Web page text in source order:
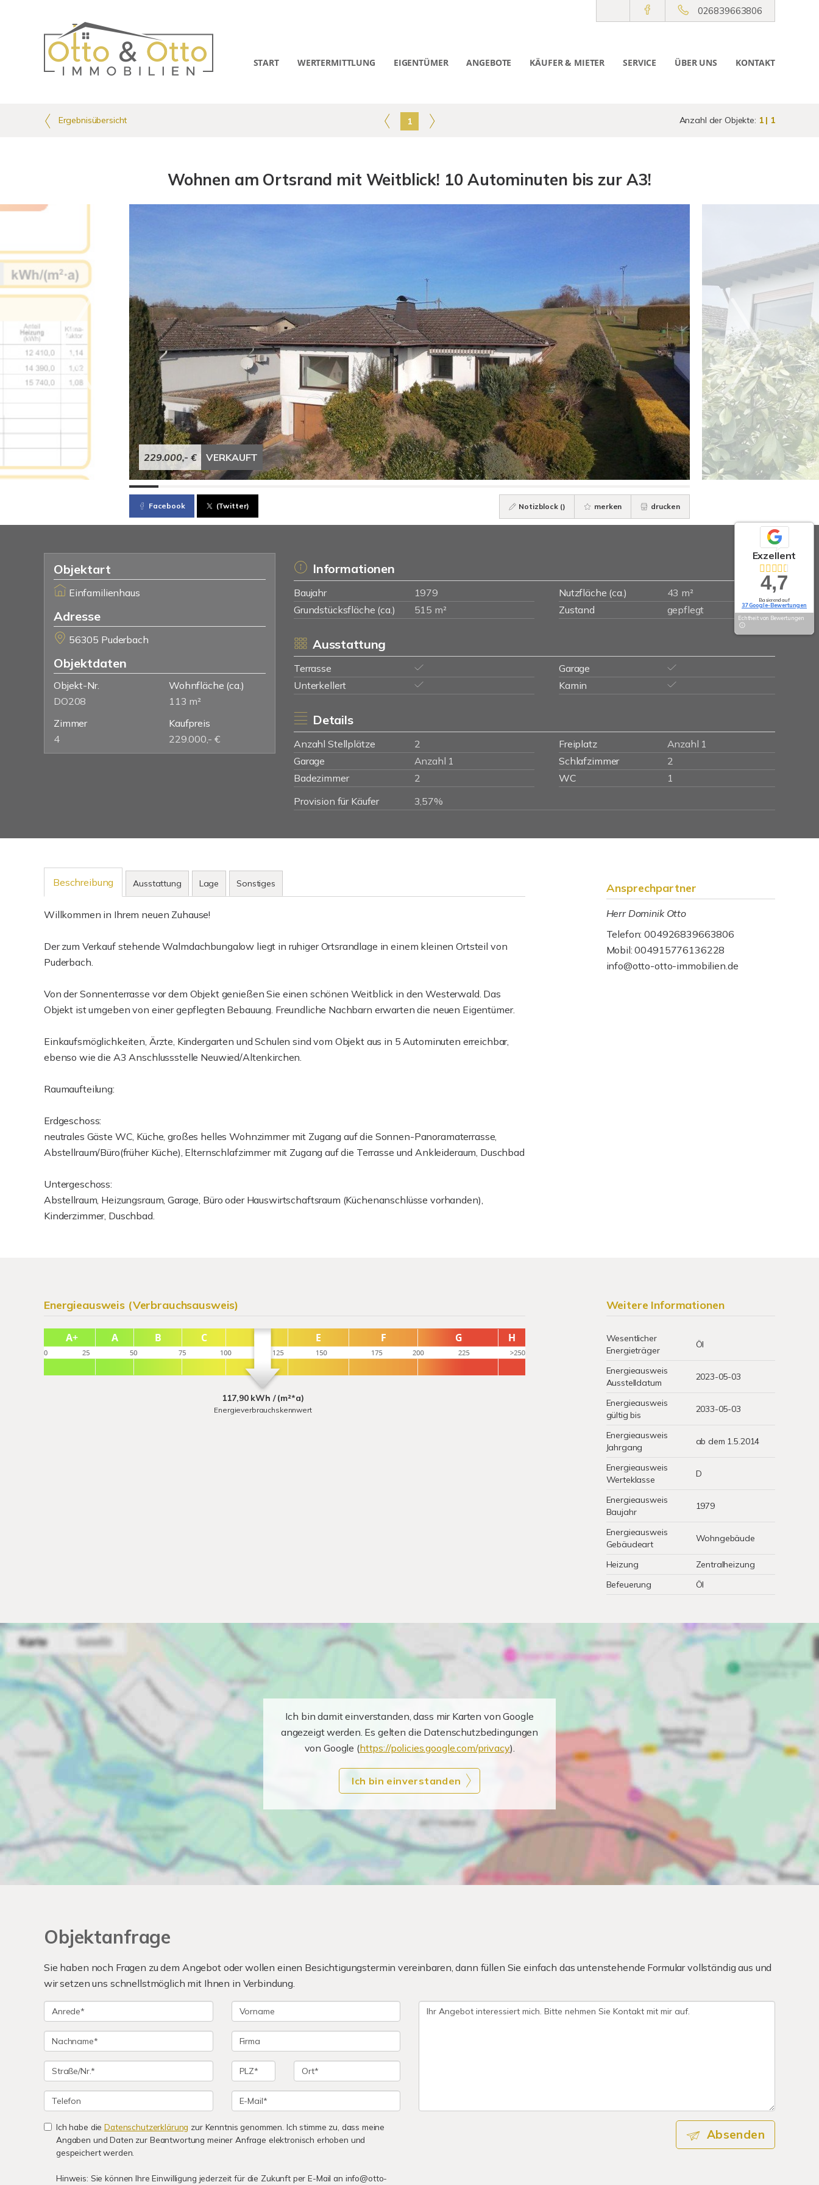
026839663806
START WERTERMITTLUNG EIGENTÜMER ANGEBOTE KÄUFER & MIETER SERVICE ÜBER UNS KONTAKT
Ergebnisübersicht 1 Anzahl der Objekte: 1 | 1
Wohnen am Ortsrand mit Weitblick! 10 Autominuten bis zur A3!
229.000,- € VERKAUFT
Facebook (Twitter) Notizblock () merken drucken
Objektart
Einfamilienhaus
Adresse
56305 Puderbach
Objektdaten
Objekt-Nr.
DO208
Wohnfläche (ca.)
113 m²
Zimmer
4
Kaufpreis
229.000,- €
Informationen
Baujahr 1979 Nutzfläche (ca.)
43 m²
Grundstücksfläche (ca.)
515 m² Zustand gepflegt
Ausstattung
Terrasse
Garage
Unterkellert
Kamin
Details
Anzahl Stellplätze 2 Freiplatz
Anzahl 1
Garage
Anzahl 1 Schlafzimmer
2
Badezimmer
2 WC
1
Provision für Käufer
3,57%
Beschreibung Ausstattung Lage Sonstiges
Willkommen in Ihrem neuen Zuhause!
Der zum Verkauf stehende Walmdachbungalow liegt in ruhiger Ortsrandlage in einem kleinen Ortsteil von
Puderbach.
Von der Sonnenterrasse vor dem Objekt genießen Sie einen schönen Weitblick in den Westerwald. Das
Objekt ist umgeben von einer gepflegten Bebauung. Freundliche Nachbarn erwarten die neuen Eigentümer.
Einkaufsmöglichkeiten, Ärzte, Kindergarten und Schulen sind vom Objekt aus in 5 Autominuten erreichbar,
ebenso wie die A3 Anschlussstelle Neuwied/Altenkirchen.
Raumaufteilung:
Erdgeschoss:
neutrales Gäste WC, Küche, großes helles Wohnzimmer mit Zugang auf die Sonnen-Panoramaterrasse,
Abstellraum/Büro(früher Küche), Elternschlafzimmer mit Zugang auf die Terrasse und Ankleideraum, Duschbad
Untergeschoss:
Abstellraum, Heizungsraum, Garage, Büro oder Hauswirtschaftsraum (Küchenanschlüsse vorhanden),
Kinderzimmer, Duschbad.
Ansprechpartner
Herr Dominik Otto
Telefon: 004926839663806
Mobil: 004915776136228
info@otto-otto-immobilien.de
Energieausweis (Verbrauchsausweis)
117,90 kWh / (m²*a)
Energieverbrauchskennwert
Weitere Informationen
Wesentlicher
Energieträger
Öl
Energieausweis
Ausstelldatum
2023-05-03
Energieausweis
gültig bis
2033-05-03
Energieausweis
Jahrgang
ab dem 1.5.2014
Energieausweis
Werteklasse
D
Energieausweis
Baujahr
1979
Energieausweis
Gebäudeart
Wohngebäude
Heizung
Zentralheizung
Befeuerung
Öl
Ich bin damit einverstanden, dass mir Karten von Google
angezeigt werden. Es gelten die Datenschutzbedingungen
von Google (https://policies.google.com/privacy).
Ich bin einverstanden
Objektanfrage
Sie haben noch Fragen zu dem Angebot oder wollen einen Besichtigungstermin vereinbaren, dann füllen Sie einfach das untenstehende Formular vollständig aus und
wir setzen uns schnellstmöglich mit Ihnen in Verbindung.
Ich habe dieDatenschutzerklärung zur Kenntnis genommen. Ich stimme zu, dass meine
Angaben und Daten zur Beantwortung meiner Anfrage elektronisch erhoben und
gespeichert werden.
Hinweis: Sie können Ihre Einwilligung jederzeit für die Zukunft per E-Mail an info@otto-
Absenden
Exzellent
4,7
Basierend auf
37 Google-Bewertungen
Echtheit von Bewertungen